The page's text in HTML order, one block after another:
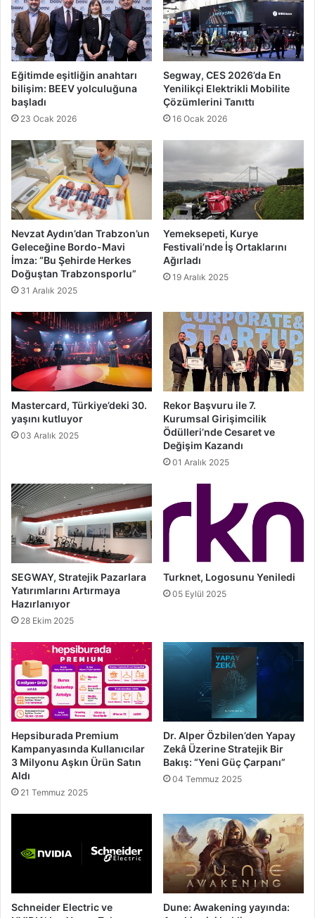
Eğitimde eşitliğin anahtarı
bilişim: BEEV yolculuğuna
başladı
23 Ocak 2026
Segway, CES 2026’da En
Yenilikçi Elektrikli Mobilite
Çözümlerini Tanıttı
16 Ocak 2026
Nevzat Aydın’dan Trabzon’un
Geleceğine Bordo-Mavi
İmza: “Bu Şehirde Herkes
Doğuştan Trabzonsporlu”
31 Aralık 2025
Yemeksepeti, Kurye
Festivali’nde İş Ortaklarını
Ağırladı
19 Aralık 2025
Mastercard, Türkiye’deki 30.
yaşını kutluyor
03 Aralık 2025
Rekor Başvuru ile 7.
Kurumsal Girişimcilik
Ödülleri’nde Cesaret ve
Değişim Kazandı
01 Aralık 2025
SEGWAY, Stratejik Pazarlara
Yatırımlarını Artırmaya
Hazırlanıyor
28 Ekim 2025
Turknet, Logosunu Yeniledi
05 Eylül 2025
Hepsiburada Premium
Kampanyasında Kullanıcılar
3 Milyonu Aşkın Ürün Satın
Aldı
21 Temmuz 2025
Dr. Alper Özbilen’den Yapay
Zekâ Üzerine Stratejik Bir
Bakış: “Yeni Güç Çarpanı”
04 Temmuz 2025
Schneider Electric ve
Dune: Awakening yayında: